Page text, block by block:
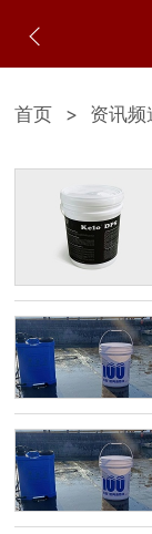
首页 > 资讯频